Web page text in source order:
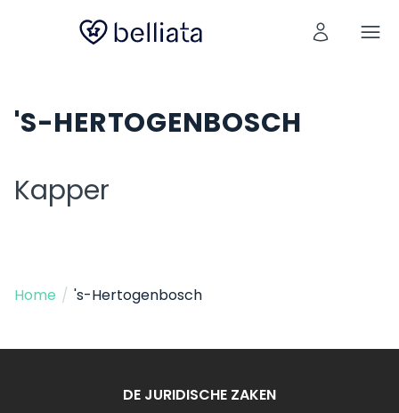
'S-HERTOGENBOSCH
Kapper
Home / 's-Hertogenbosch
DE JURIDISCHE ZAKEN